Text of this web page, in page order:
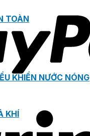
TOÀN
KHIỂN NƯỚC NÓNG
KHÍ